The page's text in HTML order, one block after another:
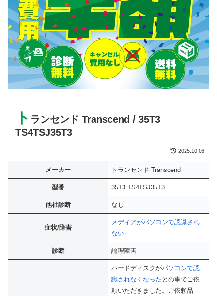
ト ランセンド Transcend / 35T3
TS4TSJ35T3
2025.10.06
メーカー トランセンド Transcend
型番 35T3 TS4TSJ35T3
他社診断 なし
症状/障害
メディアがパソコンで認識され
ない
診断 論理障害
ハードディスクがパソコンで認
識されなくなった との事でご依
頼いただきました。ご依頼品